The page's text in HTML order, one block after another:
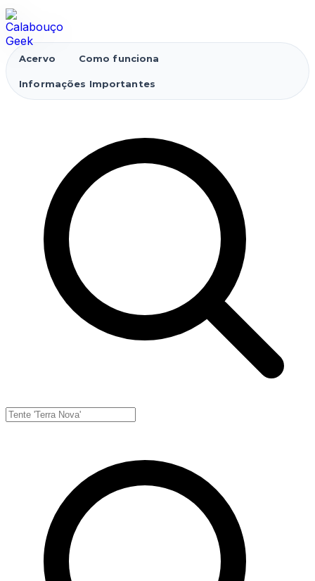
Acervo Como funciona
Informações Importantes